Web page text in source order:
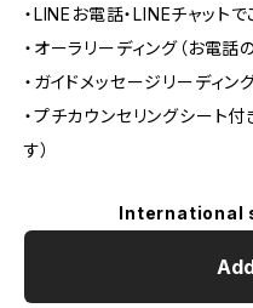
・LINEお電話・LINEチャットで
・オーラリーディング（お電話の
・ガイドメッセージリーディング
・プチカウンセリングシート付
す）
International